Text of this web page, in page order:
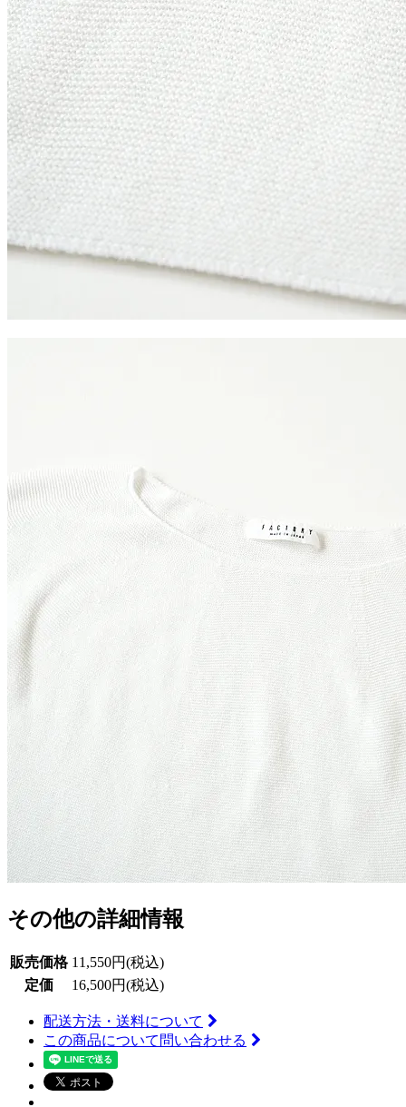
その他の詳細情報
販売価格 11,550円(税込)
定価
16,500円(税込)
配送方法・送料について
この商品について問い合わせる